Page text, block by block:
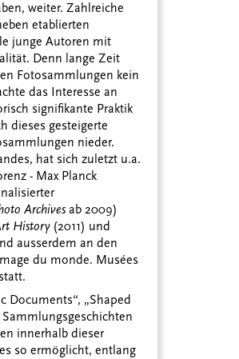
weiter. Zahlreiche
etablierten
junge Autoren mit
Denn lange Zeit
Fotosammlungen kein
das Interesse an
signifikante Praktik
dieses gesteigerte
nieder.
hat sich zuletzt u.a.
- Max Planck
Archives ab 2009)
History (2011) und
ausserdem an den
du monde. Musées
Documents“, „Shaped
innerhalb dieser
so ermöglicht, entlang